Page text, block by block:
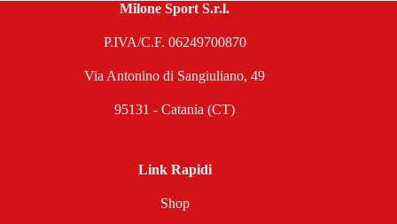
Milone Sport S.r.l.
P.IVA/C.F. 06249700870
Via Antonino di Sangiuliano, 49
95131 - Catania (CT)
Link Rapidi
Shop